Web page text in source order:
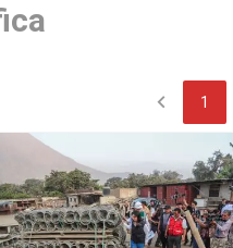
chevron_left 1